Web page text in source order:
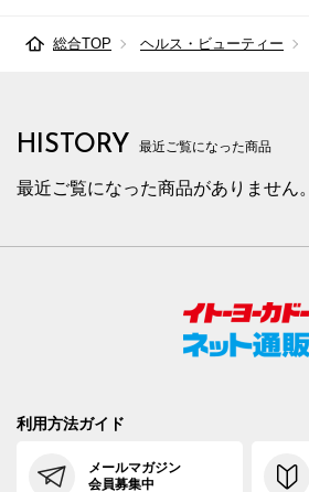
総合TOP ヘルス・ビューティー
HISTORY 最近ご覧になった商品
最近ご覧になった商品がありません。
利用方法ガイド
メールマガジン
会員募集中